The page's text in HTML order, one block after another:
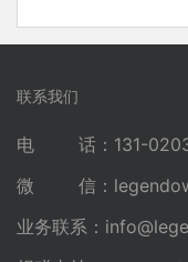
联系我们
电 话：131-
微 信：legendowl
业务联系：